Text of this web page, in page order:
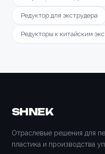
Редуктор для экструдера
Редукторы к китайским
SHNEK
Отраслевые решения для
пластика и производства